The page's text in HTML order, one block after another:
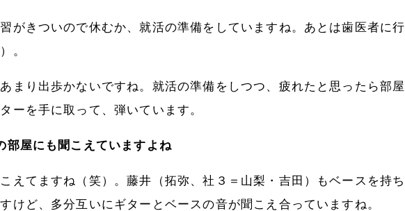
がきついので休むか、就活の準備をしていますね。あとは歯医者に行
。
まり出歩かないですね。就活の準備をしつつ、疲れたと思ったら部屋
ーを手に取って、弾いています。
屋にも聞こえていますよね
えてますね（笑）。藤井（拓弥、社３＝山梨・吉田）もベースを持ち
けど、多分互いにギターとベースの音が聞こえ合っていますね。